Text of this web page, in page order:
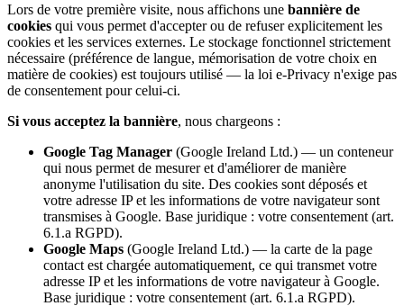
Lors de votre première visite, nous affichons une bannière de
cookies qui vous permet d'accepter ou de refuser explicitement les
cookies et les services externes. Le stockage fonctionnel strictement
nécessaire (préférence de langue, mémorisation de votre choix en
matière de cookies) est toujours utilisé — la loi e-Privacy n'exige pas
de consentement pour celui-ci.
Si vous acceptez la bannière, nous chargeons :
Google Tag Manager (Google Ireland Ltd.) — un conteneur
qui nous permet de mesurer et d'améliorer de manière
anonyme l'utilisation du site. Des cookies sont déposés et
votre adresse IP et les informations de votre navigateur sont
transmises à Google. Base juridique : votre consentement (art.
6.1.a RGPD).
Google Maps (Google Ireland Ltd.) — la carte de la page
contact est chargée automatiquement, ce qui transmet votre
adresse IP et les informations de votre navigateur à Google.
Base juridique : votre consentement (art. 6.1.a RGPD).